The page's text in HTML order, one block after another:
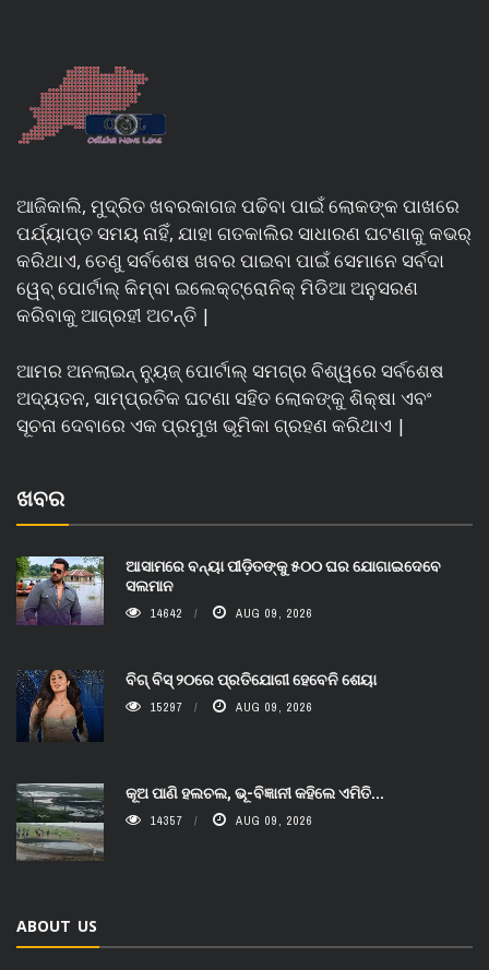
ଆଜିକାଲି, ମୁଦ୍ରିତ ଖବରକାଗଜ ପଢିବା ପାଇଁ ଲୋକଙ୍କ ପାଖରେ
ପର୍ଯ୍ୟାପ୍ତ ସମୟ ନାହିଁ, ଯାହା ଗତକାଲିର ସାଧାରଣ ଘଟଣାକୁ କଭର୍
କରିଥାଏ, ତେଣୁ ସର୍ବଶେଷ ଖବର ପାଇବା ପାଇଁ ସେମାନେ ସର୍ବଦା
ୱେବ୍ ପୋର୍ଟାଲ୍ କିମ୍ବା ଇଲେକ୍ଟ୍ରୋନିକ୍ ମିଡିଆ ଅନୁସରଣ
କରିବାକୁ ଆଗ୍ରହୀ ଅଟନ୍ତି |
ଆମର ଅନଲାଇନ୍ ନ୍ୟୁଜ୍ ପୋର୍ଟାଲ୍ ସମଗ୍ର ବିଶ୍ୱରେ ସର୍ବଶେଷ
ଅଦ୍ୟତନ, ସାମ୍ପ୍ରତିକ ଘଟଣା ସହିତ ଲୋକଙ୍କୁ ଶିକ୍ଷା ଏବଂ
ସୂଚନା ଦେବାରେ ଏକ ପ୍ରମୁଖ ଭୂମିକା ଗ୍ରହଣ କରିଥାଏ |
ଖବର
ଆସାମରେ ବନ୍ୟା ପୀଡ଼ିତଙ୍କୁ ୫୦୦ ଘର ଯୋଗାଇଦେବେ
ସଲମାନ
14642 AUG 09, 2026
ବିଗ୍ ବିସ୍ ୨୦ରେ ପ୍ରତିଯୋଗୀ ହେବେନି ଶେୟା
15297 AUG 09, 2026
କୂଅ ପାଣି ହଲଚଲ, ଭୂ-ବିଜ୍ଞାନୀ କହିଲେ ଏମିତି...
14357 AUG 09, 2026
ABOUT US